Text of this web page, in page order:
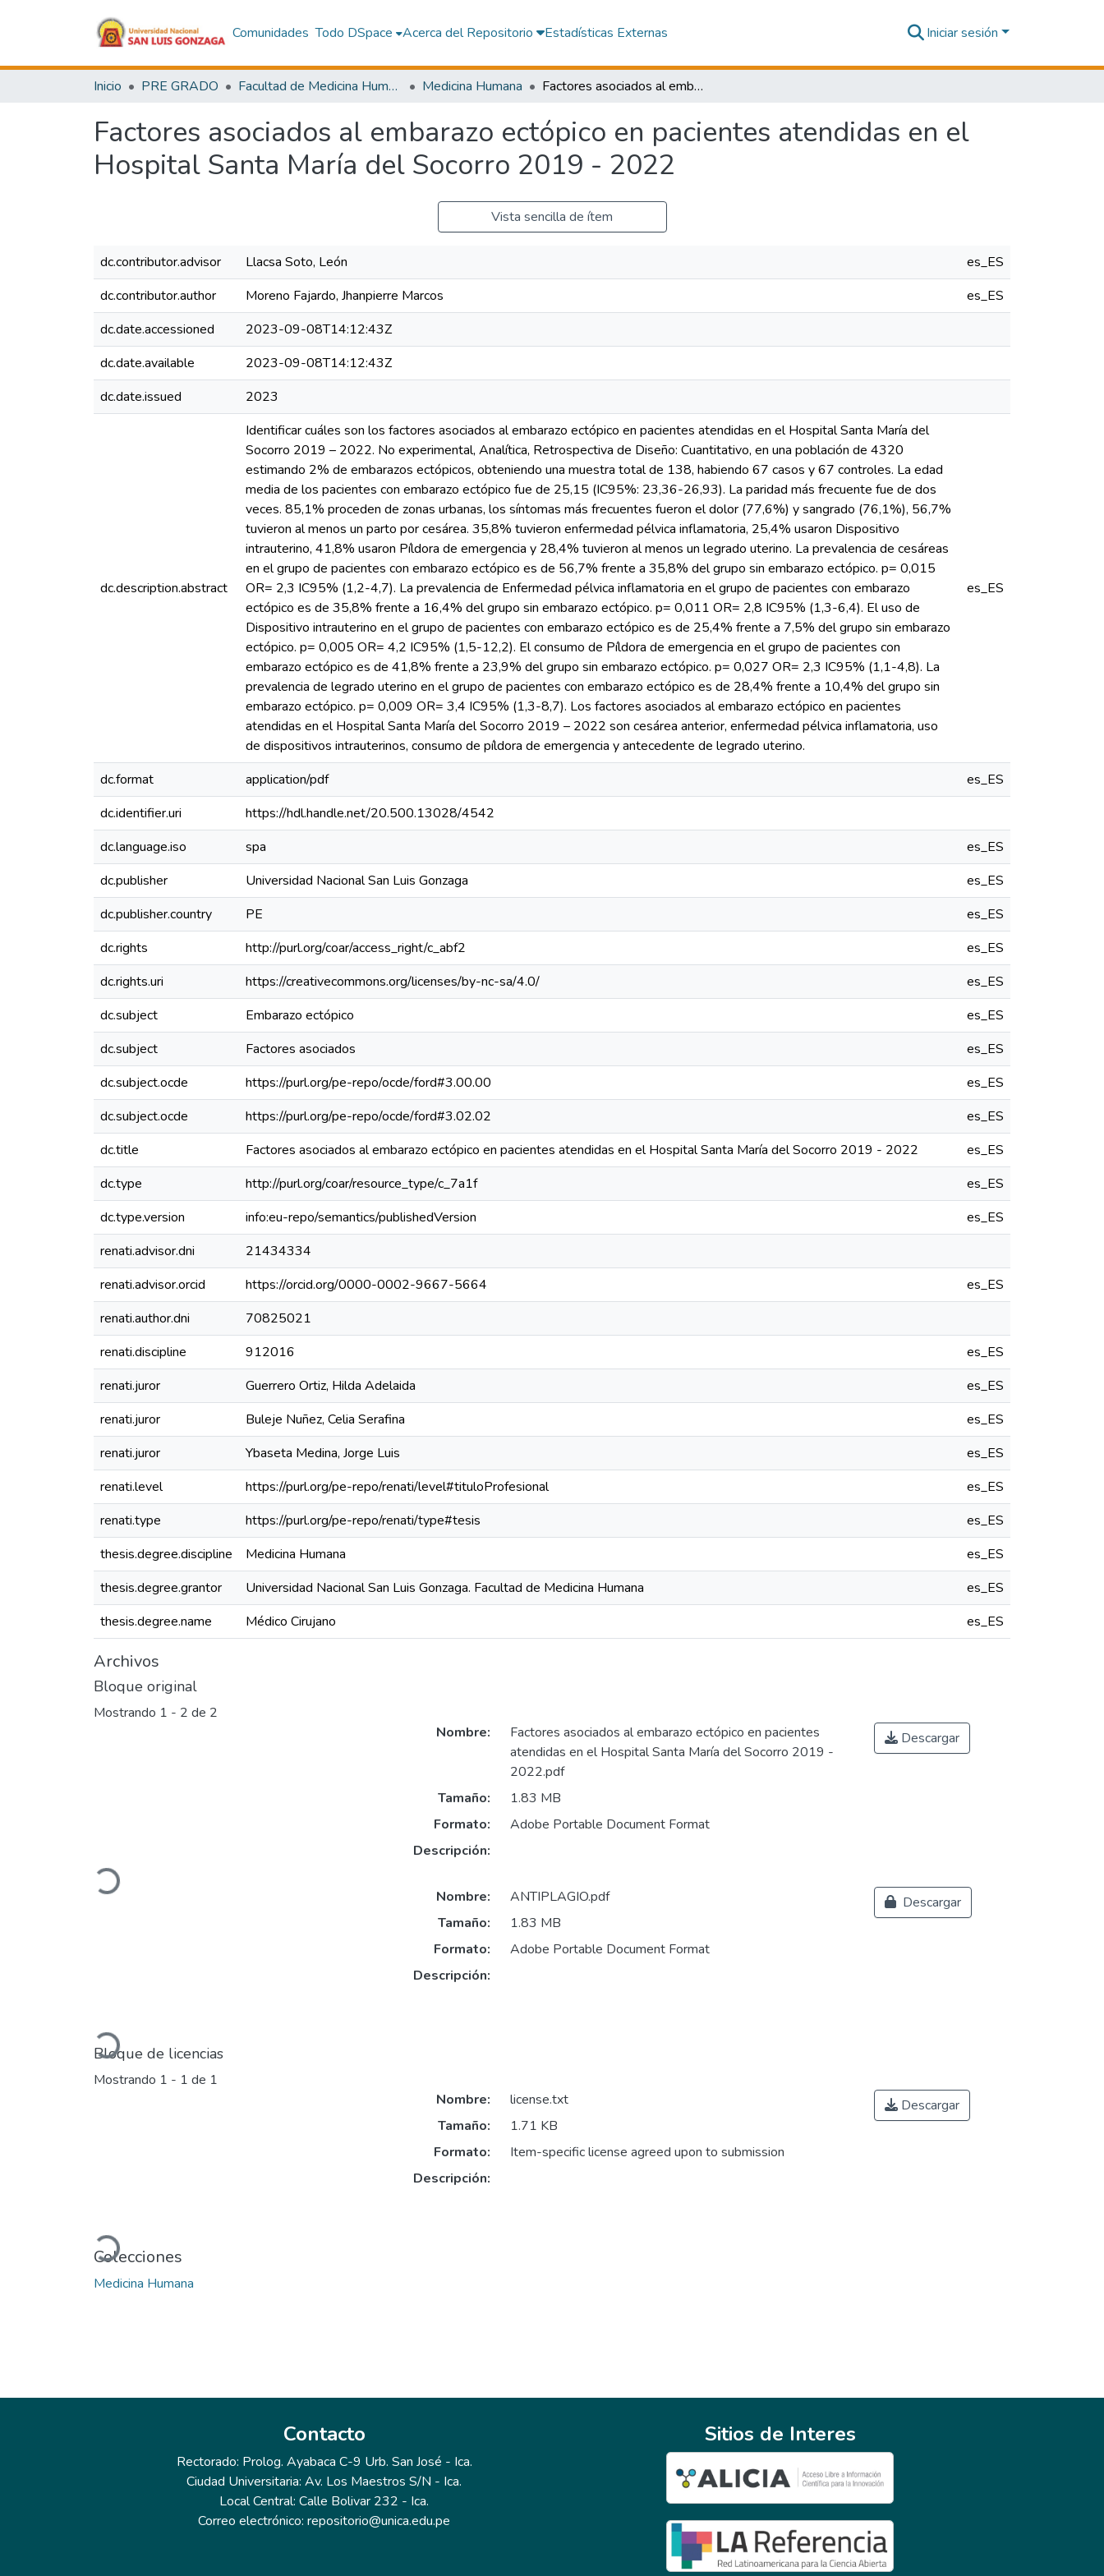
Comunidades Todo DSpace Acerca del Repositorio Estadísticas Externas Iniciar sesión
Inicio PRE GRADO Facultad de Medicina Humana Medicina Humana Factores asociados al embarazo ectópico en pacientes atendidas en el Hospital Santa María del Socorro 2019 - 2022
Factores asociados al embarazo ectópico en pacientes atendidas en el
Hospital Santa María del Socorro 2019 - 2022
Vista sencilla de ítem
dc.contributor.advisor Llacsa Soto, León
es_ES
dc.contributor.author
Moreno Fajardo, Jhanpierre Marcos
es_ES
dc.date.accessioned
2023-09-08T14:12:43Z
dc.date.available
2023-09-08T14:12:43Z
dc.date.issued
2023
dc.description.abstract
Identificar cuáles son los factores asociados al embarazo ectópico en pacientes atendidas en el Hospital Santa María del
Socorro 2019 – 2022. No experimental, Analítica, Retrospectiva de Diseño: Cuantitativo, en una población de 4320
estimando 2% de embarazos ectópicos, obteniendo una muestra total de 138, habiendo 67 casos y 67 controles. La edad
media de los pacientes con embarazo ectópico fue de 25,15 (IC95%: 23,36-26,93). La paridad más frecuente fue de dos
veces. 85,1% proceden de zonas urbanas, los síntomas más frecuentes fueron el dolor (77,6%) y sangrado (76,1%), 56,7%
tuvieron al menos un parto por cesárea. 35,8% tuvieron enfermedad pélvica inflamatoria, 25,4% usaron Dispositivo
intrauterino, 41,8% usaron Píldora de emergencia y 28,4% tuvieron al menos un legrado uterino. La prevalencia de cesáreas
en el grupo de pacientes con embarazo ectópico es de 56,7% frente a 35,8% del grupo sin embarazo ectópico. p= 0,015
OR= 2,3 IC95% (1,2-4,7). La prevalencia de Enfermedad pélvica inflamatoria en el grupo de pacientes con embarazo
ectópico es de 35,8% frente a 16,4% del grupo sin embarazo ectópico. p= 0,011 OR= 2,8 IC95% (1,3-6,4). El uso de
Dispositivo intrauterino en el grupo de pacientes con embarazo ectópico es de 25,4% frente a 7,5% del grupo sin embarazo
ectópico. p= 0,005 OR= 4,2 IC95% (1,5-12,2). El consumo de Píldora de emergencia en el grupo de pacientes con
embarazo ectópico es de 41,8% frente a 23,9% del grupo sin embarazo ectópico. p= 0,027 OR= 2,3 IC95% (1,1-4,8). La
prevalencia de legrado uterino en el grupo de pacientes con embarazo ectópico es de 28,4% frente a 10,4% del grupo sin
embarazo ectópico. p= 0,009 OR= 3,4 IC95% (1,3-8,7). Los factores asociados al embarazo ectópico en pacientes
atendidas en el Hospital Santa María del Socorro 2019 – 2022 son cesárea anterior, enfermedad pélvica inflamatoria, uso
de dispositivos intrauterinos, consumo de píldora de emergencia y antecedente de legrado uterino.
es_ES
dc.format application/pdf
es_ES
dc.identifier.uri
https://hdl.handle.net/20.500.13028/4542
dc.language.iso
spa
es_ES
dc.publisher
Universidad Nacional San Luis Gonzaga
es_ES
dc.publisher.country
PE
es_ES
dc.rights
http://purl.org/coar/access_right/c_abf2
es_ES
dc.rights.uri
https://creativecommons.org/licenses/by-nc-sa/4.0/
es_ES
dc.subject
Embarazo ectópico
es_ES
dc.subject
Factores asociados
es_ES
dc.subject.ocde
https://purl.org/pe-repo/ocde/ford#3.00.00
es_ES
dc.subject.ocde
https://purl.org/pe-repo/ocde/ford#3.02.02
es_ES
dc.title
Factores asociados al embarazo ectópico en pacientes atendidas en el Hospital Santa María del Socorro 2019 - 2022
es_ES
dc.type
http://purl.org/coar/resource_type/c_7a1f
es_ES
dc.type.version
info:eu-repo/semantics/publishedVersion
es_ES
renati.advisor.dni
21434334
renati.advisor.orcid
https://orcid.org/0000-0002-9667-5664
es_ES
renati.author.dni
70825021
renati.discipline
912016
es_ES
renati.juror
Guerrero Ortiz, Hilda Adelaida
es_ES
renati.juror
Buleje Nuñez, Celia Serafina
es_ES
renati.juror
Ybaseta Medina, Jorge Luis
es_ES
renati.level
https://purl.org/pe-repo/renati/level#tituloProfesional
es_ES
renati.type
https://purl.org/pe-repo/renati/type#tesis
es_ES
thesis.degree.discipline
Medicina Humana
es_ES
thesis.degree.grantor
Universidad Nacional San Luis Gonzaga. Facultad de Medicina Humana
es_ES
thesis.degree.name
Médico Cirujano es_ES
Archivos
Bloque original
Mostrando 1 - 2 de 2
Cargando...
Nombre:
Factores asociados al embarazo ectópico en pacientes
atendidas en el Hospital Santa María del Socorro 2019 -
2022.pdf
Tamaño:
1.83 MB
Formato:
Adobe Portable Document Format
Descripción:
Descargar
Cargando...
Nombre:
ANTIPLAGIO.pdf
Tamaño:
1.83 MB
Formato:
Adobe Portable Document Format
Descripción:
Descargar
Bloque de licencias
Mostrando 1 - 1 de 1
Cargando...
Nombre:
license.txt
Tamaño:
1.71 KB
Formato:
Item-specific license agreed upon to submission
Descripción:
Descargar
Colecciones
Medicina Humana
Contacto
Rectorado: Prolog. Ayabaca C-9 Urb. San José - Ica.
Ciudad Universitaria: Av. Los Maestros S/N - Ica.
Local Central: Calle Bolivar 232 - Ica.
Correo electrónico: repositorio@unica.edu.pe
Sitios de Interes